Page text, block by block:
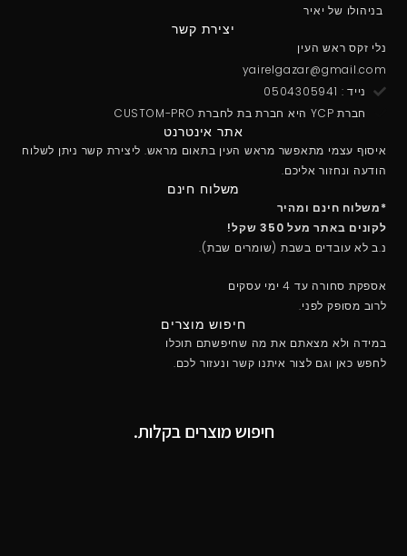
בניהולו של יאיר
יצירת קשר
נלי זקס ראש העין
yairelgazar@gmail.com
נייד : 0504305941
חברת YCP היא חברת בת לחברת CUSTOM-PRO
אתר אינטרנט
איסוף עצמי מתאפשר מראש העין בתאום מראש. ליצירת קשר ניתן לשלוח
הודעה ונחזור אליכם.
משלוח חינם
*משלוח חינם ומהיר
לקונים באתר מעל 350 שקל!
נ.ב לא עובדים בשבת (שומרים שבת).
אספקת סחורה עד 4 ימי עסקים
לרוב מסופק לפני.
חיפוש מוצרים
במידה ולא מצאתם את מה שחיפשתם תוכלו
לחפש כאן וגם לצור איתנו קשר ונעזור לכם.
חיפוש מוצרים בקלות.